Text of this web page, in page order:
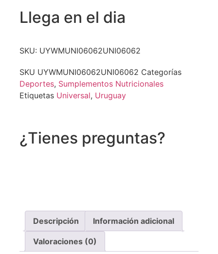
Llega en el dia
SKU: UYWMUNI06062UNI06062
SKU UYWMUNI06062UNI06062 Categorías
Deportes, Sumplementos Nutricionales
Etiquetas Universal, Uruguay
¿Tienes preguntas?
Descripción Información adicional
Valoraciones (0)